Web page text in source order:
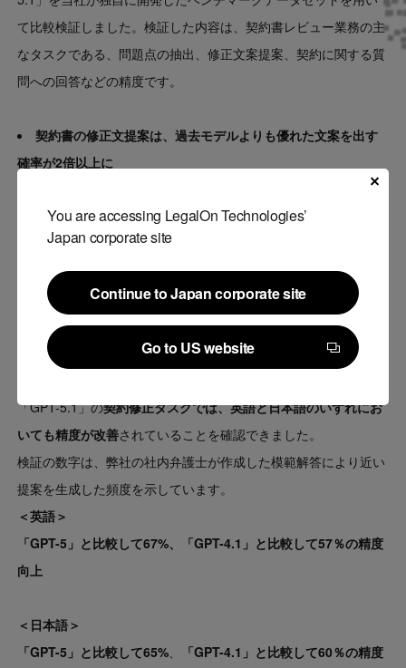
You are accessing LegalOn Technologies’
Japan corporate site
Continue to Japan corporate site
Continue to Japan corporate site
Go to US website
Go to US website
て比較検証しました。検証した内容は、契約書レビュー業務の主
なタスクである、問題点の抽出、修正文案提案、契約に関する質
問への回答などの精度です。
契約書の修正文提案は、過去モデルよりも優れた文案を出す
確率が2倍以上に
問題点の抽出、修正文案提案については、英語と日本語で約300
のプロンプトを用いて、AIが6つの主要な論点（責任範囲、補
償、セキュリティ、知的財産、契約終了、機密保持）に関してど
の程度適切に修正文案を提案できるかを検証しました。
この検証は、AIが提案する修正文が「弊社の弁護士が受け入れら
れる、もしくは修正を要請するレベルの品質かどうか」を評価す
るものです。
「GPT-5.1」の契約修正タスクでは、英語と日本語のいずれにお
いても精度が改善されていることを確認できました。
検証の数字は、弊社の社内弁護士が作成した模範解答により近い
提案を生成した頻度を示しています。
＜英語＞
「GPT-5」と比較して67%、「GPT-4.1」と比較して57％の精度
向上
＜日本語＞
「GPT-5」と比較して65%
「GPT-4.1」と比較して60％の精度